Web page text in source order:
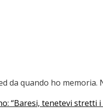
da quando ho
“Baresi, tenetevi stretti